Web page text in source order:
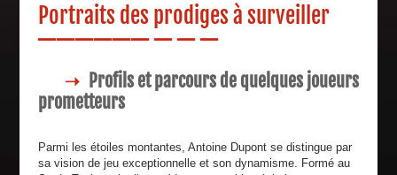
Portraits des prodiges à surveiller
Profils et parcours de quelques joueurs
prometteurs
Parmi les étoiles montantes, Antoine Dupont se distingue par
sa vision de jeu exceptionnelle et son dynamisme. Formé au